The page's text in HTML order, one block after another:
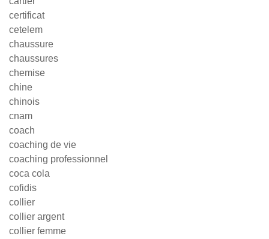
certificat
cetelem
chaussure
chaussures
chemise
chine
chinois
cnam
coach
coaching de vie
coaching professionnel
coca cola
cofidis
collier
collier argent
collier femme